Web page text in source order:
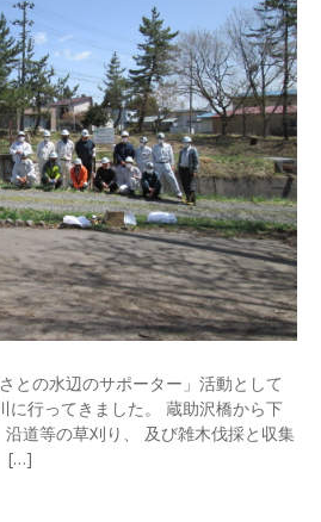
との水辺のサポーター」活動として
に行ってきました。 蔵助沢橋から下
道等の草刈り、 及び雑木伐採と収集
[…]